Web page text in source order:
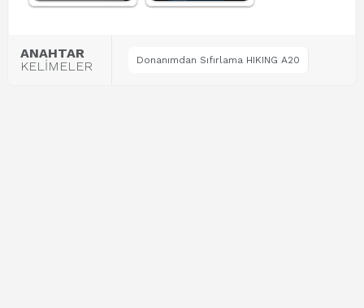
ANAHTAR
KELİMELER
Donanımdan Sıfırlama HIKING A20